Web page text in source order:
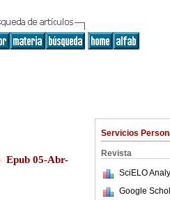
Servicios
Revista
SciELO
Google
Epub 05-Abr-